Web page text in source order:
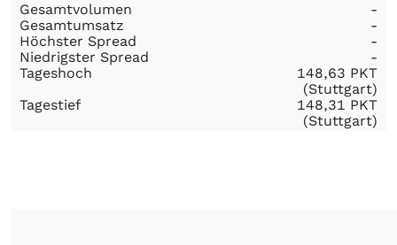
Gesamtvolumen
-
Gesamtumsatz
-
Höchster Spread
-
Niedrigster Spread
-
Tageshoch
148,63 PKT
(Stuttgart)
Tagestief
148,31 PKT
(Stuttgart)